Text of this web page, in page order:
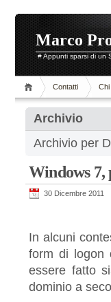
Marco
# Appunti sparsi di un
Contatti
Archivio
Archivio per
Windows 7,
30 Dicembre 2011
In alcuni
form di logon
essere fatto
dominio a